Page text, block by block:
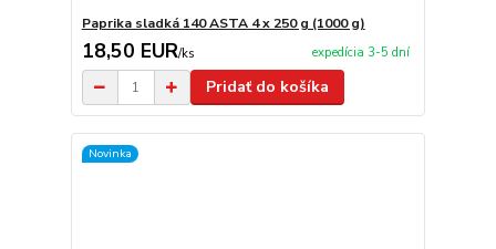
Paprika sladká 140 ASTA 4 x 250 g (1000 g)
18,50 EUR/ks expedícia 3-5 dní
Pridať do košíka
Novinka